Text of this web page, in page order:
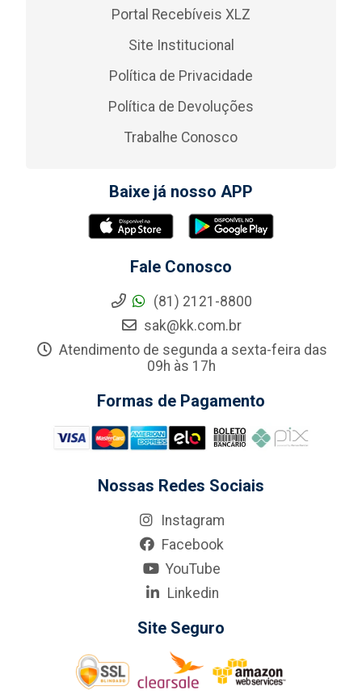
Portal Recebíveis XLZ
Site Institucional
Política de Privacidade
Política de Devoluções
Trabalhe Conosco
Baixe já nosso APP
Fale Conosco
(81) 2121-8800
sak@kk.com.br
Atendimento de segunda a sexta-feira das
09h às 17h
Formas de Pagamento
Nossas Redes Sociais
Instagram
Facebook
YouTube
Linkedin
Site Seguro